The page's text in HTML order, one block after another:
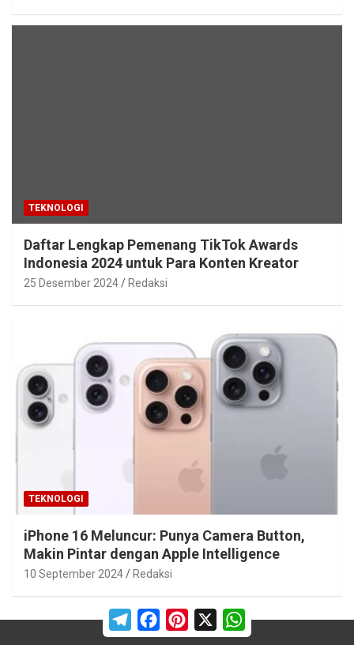
TEKNOLOGI
Daftar Lengkap Pemenang TikTok Awards
Indonesia 2024 untuk Para Konten Kreator
25 Desember 2024 Redaksi
TEKNOLOGI
iPhone 16 Meluncur: Punya Camera Button,
Makin Pintar dengan Apple Intelligence
10 September 2024 Redaksi
T
l
c
P
n
X
a